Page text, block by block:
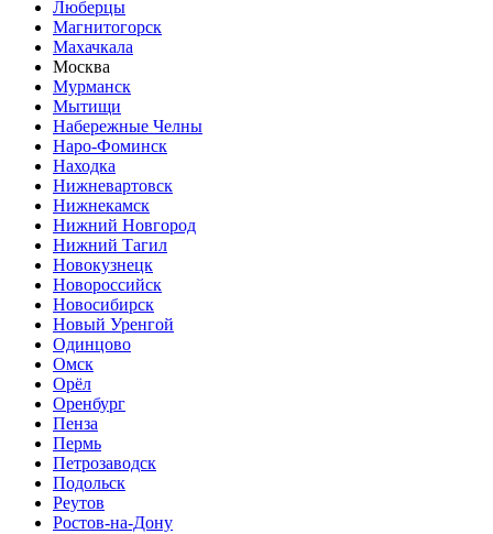
Люберцы
Магнитогорск
Махачкала
Москва
Мурманск
Мытищи
Набережные Челны
Наро-Фоминск
Находка
Нижневартовск
Нижнекамск
Нижний Новгород
Нижний Тагил
Новокузнецк
Новороссийск
Новосибирск
Новый Уренгой
Одинцово
Омск
Орёл
Оренбург
Пенза
Пермь
Петрозаводск
Подольск
Реутов
Ростов-на-Дону